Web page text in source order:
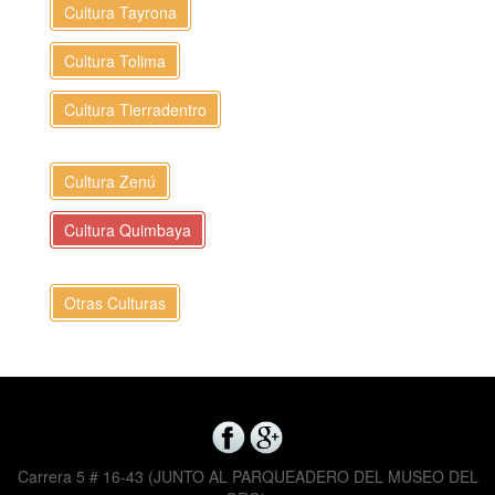
Cultura Tayrona
Cultura Tolima
Cultura Tierradentro
Cultura Zenú
Cultura Quimbaya
Otras Culturas
Carrera 5 # 16-43 (JUNTO AL PARQUEADERO DEL MUSEO DEL